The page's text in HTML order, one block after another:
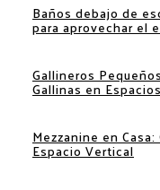
Baños debajo de
para aprovechar el
Gallineros
Gallinas en
Mezzanine en
Espacio Vertical